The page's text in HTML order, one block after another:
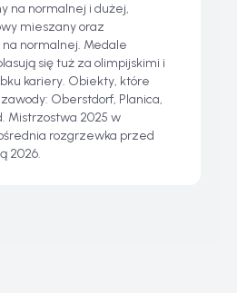
na normalnej i dużej,
mieszany oraz
normalnej. Medale
się tuż za olimpijskimi i
kariery. Obiekty, które
Oberstdorf, Planica,
Mistrzostwa 2025 w
rozgrzewka przed
2026.